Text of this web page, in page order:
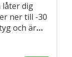
låter dig
ner till -30
och är…